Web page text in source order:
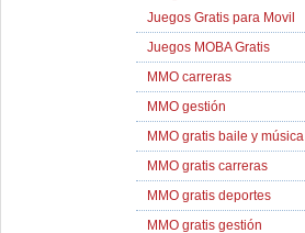
Juegos Gratis para Movil
Juegos MOBA Gratis
MMO carreras
MMO gestión
MMO gratis baile y música
MMO gratis carreras
MMO gratis deportes
MMO gratis gestión